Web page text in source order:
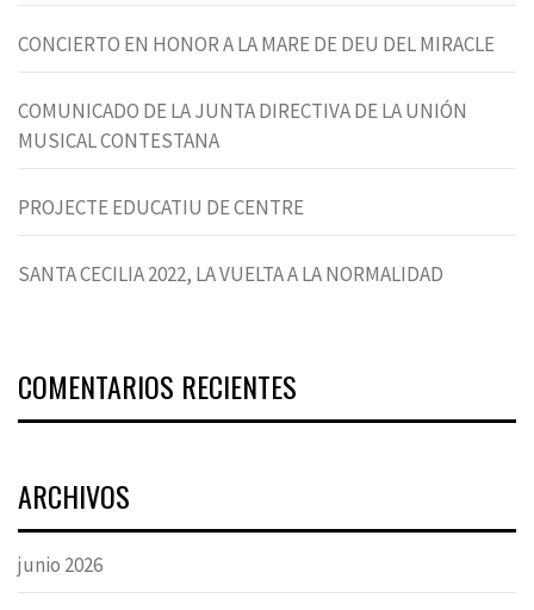
CONCIERTO EN HONOR A LA MARE DE DEU DEL MIRACLE
COMUNICADO DE LA JUNTA DIRECTIVA DE LA UNIÓN
MUSICAL CONTESTANA
PROJECTE EDUCATIU DE CENTRE
SANTA CECILIA 2022, LA VUELTA A LA NORMALIDAD
COMENTARIOS RECIENTES
ARCHIVOS
junio 2026